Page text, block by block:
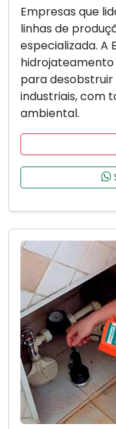
Empresas que
linhas de
especializada. A
hidrojateamento
para desobstruir
industriais, com
ambiental.